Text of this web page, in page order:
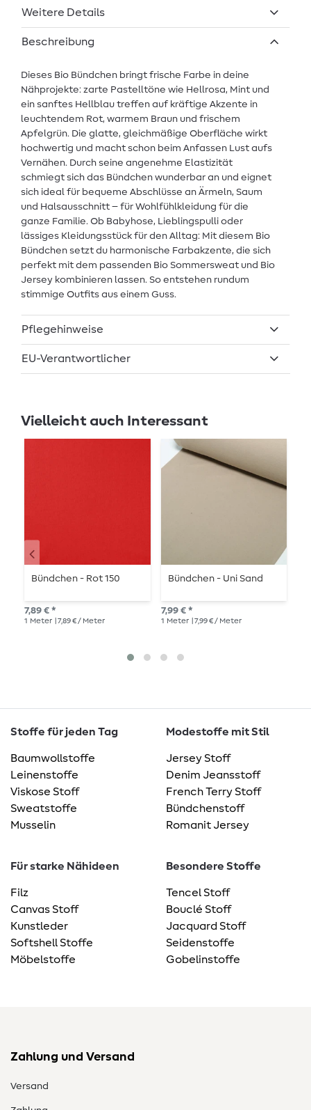
Weitere Details
Beschreibung
Dieses Bio Bündchen bringt frische Farbe in deine
Nähprojekte: zarte Pastelltöne wie Hellrosa, Mint und
ein sanftes Hellblau treffen auf kräftige Akzente in
leuchtendem Rot, warmem Braun und frischem
Apfelgrün. Die glatte, gleichmäßige Oberfläche wirkt
hochwertig und macht schon beim Anfassen Lust aufs
Vernähen. Durch seine angenehme Elastizität
schmiegt sich das Bündchen wunderbar an und eignet
sich ideal für bequeme Abschlüsse an Ärmeln, Saum
und Halsausschnitt – für Wohlfühlkleidung für die
ganze Familie. Ob Babyhose, Lieblingspulli oder
lässiges Kleidungsstück für den Alltag: Mit diesem Bio
Bündchen setzt du harmonische Farbakzente, die sich
perfekt mit dem passenden Bio Sommersweat und Bio
Jersey kombinieren lassen. So entstehen rundum
stimmige Outfits aus einem Guss.
Pflegehinweise
EU-Verantwortlicher
Vielleicht auch Interessant
Bündchen - Rot 150
7,89 € *
1 Meter | 7,89 € / Meter
Bündchen - Uni Sand
7,99 € *
1 Meter | 7,99 € / Meter
Stoffe für jeden Tag
Baumwollstoffe
Leinenstoffe
Viskose Stoff
Sweatstoffe
Musselin
Modestoffe mit Stil
Jersey Stoff
Denim Jeansstoff
French Terry Stoff
Bündchenstoff
Romanit Jersey
Für starke Nähideen
Filz
Canvas Stoff
Kunstleder
Softshell Stoffe
Möbelstoffe
Besondere Stoffe
Tencel Stoff
Bouclé Stoff
Jacquard Stoff
Seidenstoffe
Gobelinstoffe
Zahlung und Versand
Versand